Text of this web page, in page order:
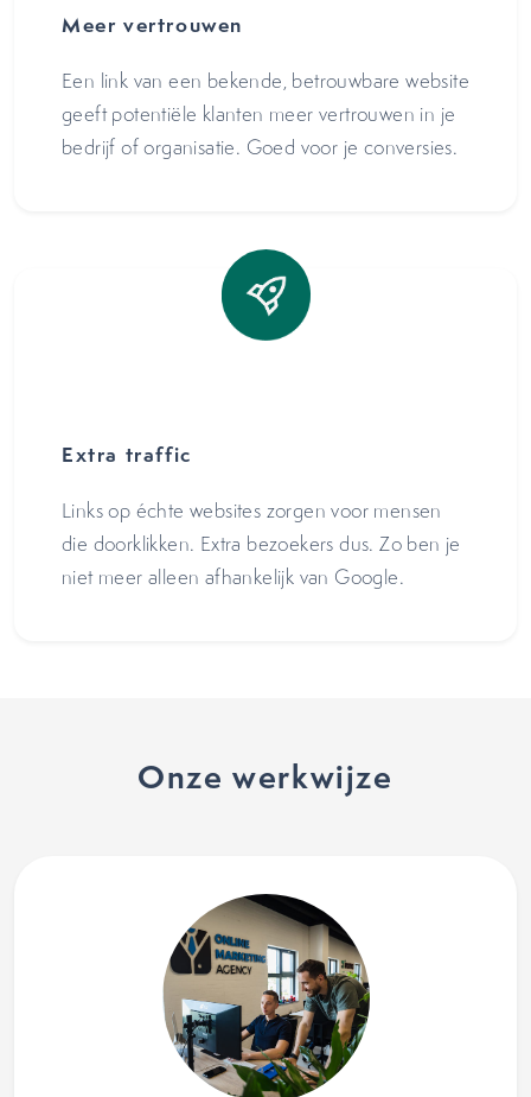
Meer vertrouwen
Een link van een bekende, betrouwbare website
geeft potentiële klanten meer vertrouwen in je
bedrijf of organisatie. Goed voor je conversies.
Extra traffic
Links op échte websites zorgen voor mensen
die doorklikken. Extra bezoekers dus. Zo ben je
niet meer alleen afhankelijk van Google.
Onze werkwijze